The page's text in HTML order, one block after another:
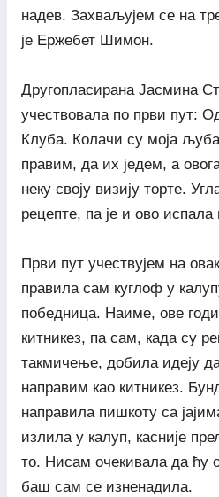
надев. Захваљујем се на
је Ержебет Шимон.
Другопласирана Јасмина
учествовала по први пут:
Клуба. Колачи су моја
правим, да их једем, а
неку своју визију торте.
рецепте, па је и ово испала
Први пут учествујем на
правила сам куглоф у
победница. Наиме, ове
китникез, па сам, када су
такмичење, добила идеју
направим као китникез.
направила пишкоту са
излила у калуп, касније
то. Нисам очекивала да ћу
баш сам се изненадила.